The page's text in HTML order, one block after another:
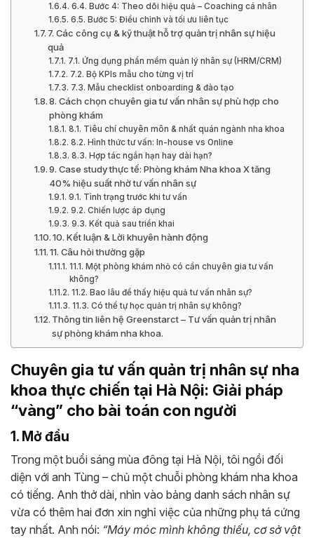
6.4. Bước 4: Theo dõi hiệu quả – Coaching cá nhân
6.5. Bước 5: Điều chỉnh và tối ưu liên tục
7. Các công cụ & kỹ thuật hỗ trợ quản trị nhân sự hiệu
quả
7.1. Ứng dụng phần mềm quản lý nhân sự (HRM/CRM)
7.2. Bộ KPIs mẫu cho từng vị trí
7.3. Mẫu checklist onboarding & đào tạo
8. Cách chọn chuyên gia tư vấn nhân sự phù hợp cho
phòng khám
8.1. Tiêu chí chuyên môn & nhất quán ngành nha khoa
8.2. Hình thức tư vấn: In-house vs Online
8.3. Hợp tác ngắn hạn hay dài hạn?
9. Case study thực tế: Phòng khám Nha khoa X tăng
40% hiệu suất nhờ tư vấn nhân sự
9.1. Tình trạng trước khi tư vấn
9.2. Chiến lược áp dụng
9.3. Kết quả sau triển khai
10. Kết luận & Lời khuyên hành động
11. Câu hỏi thường gặp
11.1. Một phòng khám nhỏ có cần chuyên gia tư vấn
không?
11.2. Bao lâu để thấy hiệu quả tư vấn nhân sự?
11.3. Có thể tự học quản trị nhân sự không?
Thông tin liên hệ Greenstarct – Tư vấn quản trị nhân
sự phòng khám nha khoa.
Chuyên gia tư vấn quản trị nhân sự nha
khoa thực chiến tại Hà Nội: Giải pháp
“vàng” cho bài toán con người
1. Mở đầu
Trong một buổi sáng mùa đông tại Hà Nội, tôi ngồi đối
diện với anh Tùng – chủ một chuỗi phòng khám nha khoa
có tiếng. Anh thở dài, nhìn vào bảng danh sách nhân sự
vừa có thêm hai đơn xin nghỉ việc của những phụ tá cứng
tay nhất. Anh nói: “Máy móc mình không thiếu, cơ sở vật